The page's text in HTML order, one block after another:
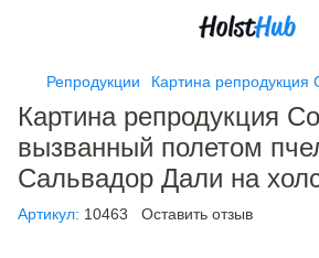
Репродукции Картина
Картина репродукция
вызванный полетом
Сальвадор Дали на
Артикул: 10463 Оставить отзыв